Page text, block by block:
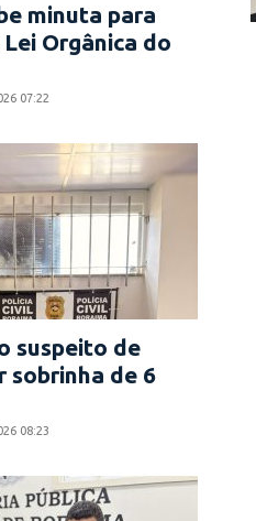
minuta para
Orgânica do
07:22
suspeito de
sobrinha de 6
08:23